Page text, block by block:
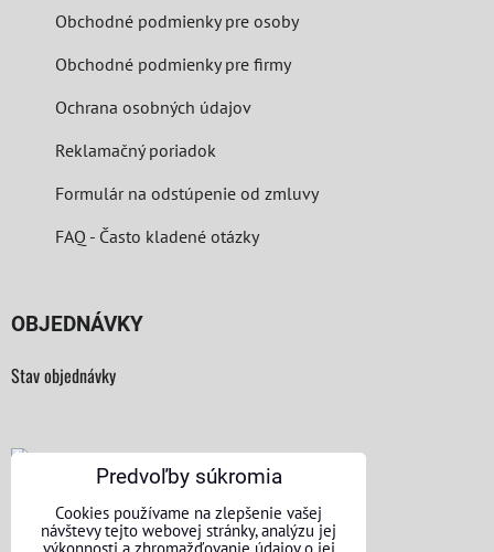
Obchodné podmienky pre osoby
Obchodné podmienky pre firmy
Ochrana osobných údajov
Reklamačný poriadok
Formulár na odstúpenie od zmluvy
FAQ - Často kladené otázky
OBJEDNÁVKY
Stav objednávky
KONTAKTNÉ ÚDAJE
Predvoľby súkromia
Cookies používame na zlepšenie vašej
návštevy tejto webovej stránky, analýzu jej